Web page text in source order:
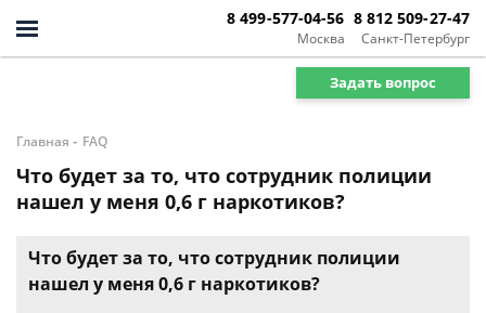
Москва
8 499-577-04-56
Санкт-Петербург
8 812 509-27-47
Задать вопрос
Главная - FAQ
Что будет за то, что сотрудник полиции
нашел у меня 0,6 г наркотиков?
Что будет за то, что сотрудник полиции
нашел у меня 0,6 г наркотиков?